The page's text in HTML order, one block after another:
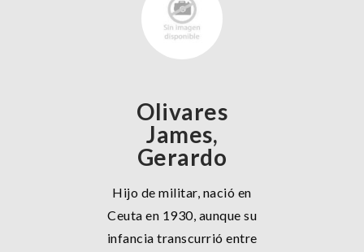
Olivares
James,
Gerardo
Hijo de militar, nació en
Ceuta en 1930, aunque su
infancia transcurrió entre